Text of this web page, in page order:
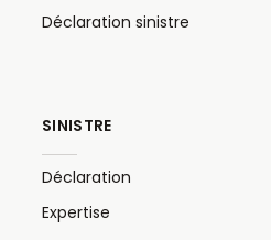
Déclaration sinistre
SINISTRE
Déclaration
Expertise